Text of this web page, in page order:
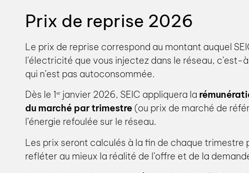
Prix de reprise 2026
Le prix de reprise correspond au montant auquel
l’électricité que vous injectez dans le réseau, c’est-
qui n’est pas autoconsommée.
Dès le 1er janvier 2026, SEIC appliquera la
du marché par trimestre (ou prix de marché de
l’énergie refoulée sur le réseau.
Les prix seront calculés à la fin de chaque trimestre
refléter au mieux la réalité de l’offre et de la